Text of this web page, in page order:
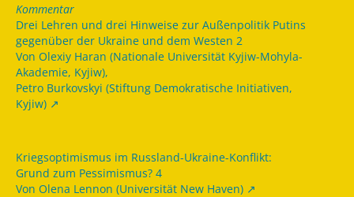
Kommentar
Drei Lehren und drei Hinweise zur Außenpolitik Putins
gegenüber der Ukraine und dem Westen 2
Von Olexiy Haran (Nationale Universität Kyjiw-Mohyla-
Akademie, Kyjiw),
Petro Burkovskyi (Stiftung Demokratische Initiativen,
Kyjiw)
Kriegsoptimismus im Russland-Ukraine-Konflikt:
Grund zum Pessimismus? 4
Von Olena Lennon (Universität New Haven)